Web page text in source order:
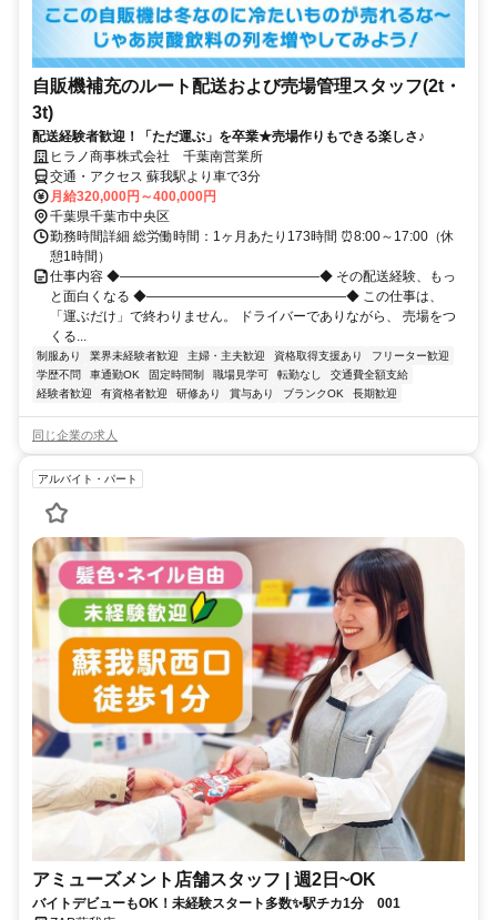
自販機補充のルート配送および売場管理スタッフ(2t・
3t)
配送経験者歓迎！「ただ運ぶ」を卒業★売場作りもできる楽しさ♪
ヒラノ商事株式会社 千葉南営業所
交通・アクセス 蘇我駅より車で3分
月給320,000円～400,000円
千葉県千葉市中央区
勤務時間詳細 総労働時間：1ヶ月あたり173時間 ⏰8:00～17:00（休
憩1時間）
仕事内容 ◆―――――――――――――――◆ その配送経験、もっ
と面白くなる ◆―――――――――――――――◆ この仕事は、
「運ぶだけ」で終わりません。 ドライバーでありながら、 売場をつ
くる...
制服あり 業界未経験者歓迎 主婦・主夫歓迎 資格取得支援あり
フリーター歓迎
学歴不問
車通勤OK 固定時間制 職場見学可 転勤なし
交通費全額支給
経験者歓迎
有資格者歓迎 研修あり 賞与あり ブランクOK 長期歓迎
同じ企業の求人
アルバイト・パート
アミューズメント店舗スタッフ | 週2日~OK
バイトデビューもOK！未経験スタート多数✨駅チカ1分 001